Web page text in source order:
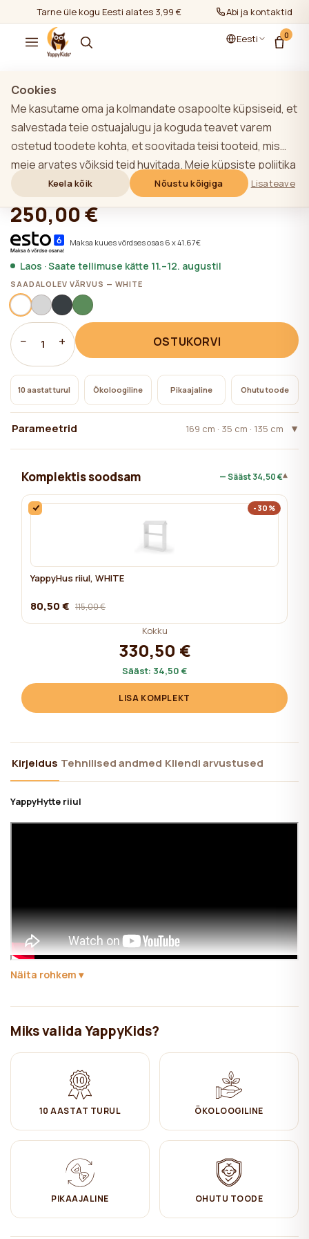
Tarne üle kogu Eesti alates 3,99 € Abi ja kontaktid
Eesti 0
Näita kõiki/Riiulid
YappyHytte riiul, WHITE
★★★★★
★★★★★4,9 (22)
250,00 €
Maksa kuues võrdses osas 6 x 41.67€
Laos · Saate tellimuse kätte 11.–12. augustil
SAADALOLEV VÄRVUS — WHITE
− 1 + OSTUKORVI
10 aastat turul Ökoloogiline Pikaajaline Ohutu toode
Parameetrid 169 cm · 35 cm · 135 cm
Komplektis soodsam — Sääst34,50 €▾
-30%
YappyHus riiul, WHITE
80,50 € 115,00 €
Kokku
330,50 €
Sääst: 34,50 €
LISA KOMPLEKT
Kirjeldus Tehnilised andmed Kliendi arvustused
YappyHytte riiul
See riiul sobib ideaalselt YappyHytte voodiga
sujuvalt teie lapse toa sisustusega.
FSC sertifikaadiga täismännipuit.
Töödeldud ökoloogilise, lastele ohutu naturaalse puiduvahaga. See
mitmeotstarbeline materjal tõrjub niiskust, kaitseb mustuse eest
See mööbel on valmistatud FSC sertifikaadiga puidust. FSC
sertifikaat tagab, et tooted pärinevad vastutustundlikult
majanduslikku kasu.
Hoolitsemine:
Näita rohkem
Miks valida YappyKids?
10 AASTAT TURUL ÖKOLOOGILINE
PIKAAJALINE OHUTU TOODE
Cookies
Me kasutame oma ja kolmandate osapoolte küpsiseid, et
salvestada teie ostuajalugu ja koguda teavet varem
ostetud toodete kohta, et soovitada teisi tooteid, mis
meie arvates võiksid teid huvitada. Meie küpsiste poliitika
kohta lisateabe saamiseks klõpsake nupule "Lisateave".
Võite nõustuda kõigi küpsiste kasutamisega, klõpsates
nupule "Nõustu kõigiga" või lükata need tagasi,
klõpsates nupule "Keela kõik". Kui veebisaidi kasutaja
veebisaidi toimimiseks vajalikud tehnilised küpsised, mille
kasutamiseks ei ole vaja kasutaja nõusolekut.
Keela kõik Nõustu kõigiga Lisateave